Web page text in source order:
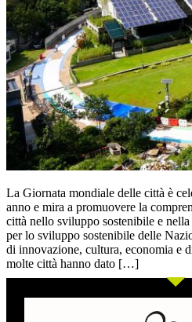
La Giornata mondiale delle città è
anno e mira a promuovere la
città nello sviluppo sostenibile e
per lo sviluppo sostenibile delle
di innovazione, cultura, economia e
molte città hanno dato […]